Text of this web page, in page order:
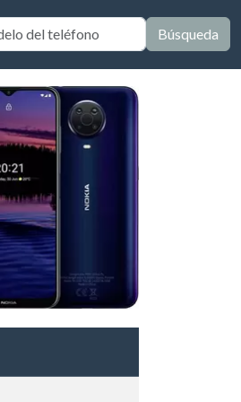
Búsqueda